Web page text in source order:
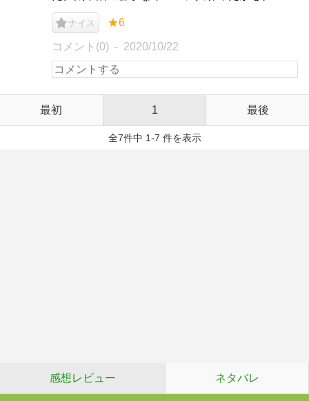
ナイス ★6
コメント(0) 2020/10/22
最初 1 最後
全7件中 1-7 件を表示
感想レビュー ネタバレ